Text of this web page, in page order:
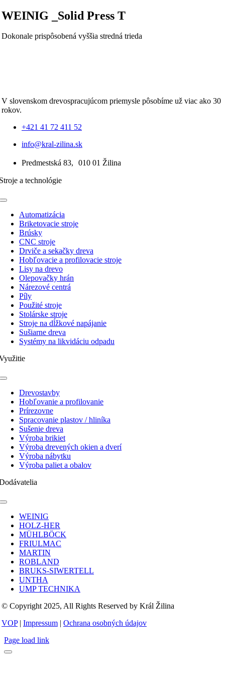
WEINIG _Solid Press T
Dokonale prispôsobená vyššia stredná trieda
V slovenskom drevospracujúcom priemysle pôsobíme už viac ako 30
rokov.
+421 41 72 411 52
info@kral-zilina.sk
Predmestská 83, 010 01 Žilina
a technológie
Toggle
NavigationAutomatizácia
Briketovacie stroje
Brúsky
CNC stroje
Drviče a sekačky dreva
Hobľovacie a profilovacie stroje
Lisy na drevo
Olepovačky hrán
Nárezové centrá
Píly
Použité stroje
Stolárske stroje
Stroje na dĺžkové napájanie
Sušiarne dreva
Systémy na likvidáciu odpadu
Toggle
NavigationDrevostavby
Hobľovanie a profilovanie
Prírezovne
Spracovanie plastov / hliníka
Sušenie dreva
Výroba brikiet
Výroba drevených okien a dverí
Výroba nábytku
Výroba paliet a obalov
Toggle
NavigationWEINIG
HOLZ-HER
MÜHLBÖCK
FRIULMAC
MARTIN
ROBLAND
BRUKS-SIWERTELL
UNTHA
UMP TECHNIKA
© Copyright 2025, All Rights Reserved by Král Žilina
VOP| Impressum | Ochrana osobných údajov
Page load link